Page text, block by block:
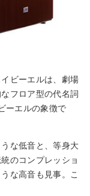
ビーエルは、劇場
フロア型の代名詞
ーエルの象徴で
な低音と、等身大
のコンプレッショ
な高音も見事。こ